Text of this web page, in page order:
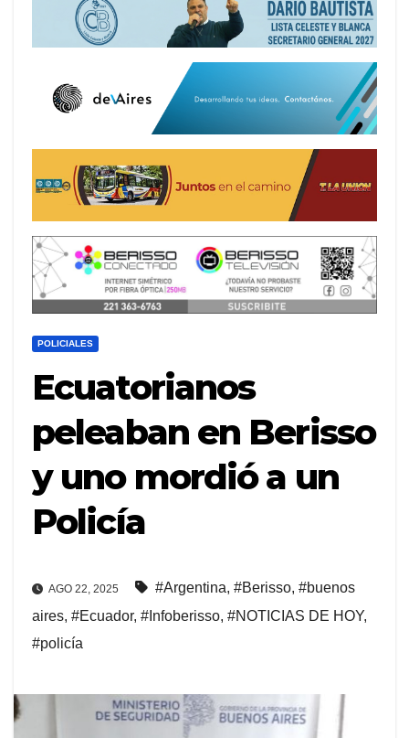
POLICIALES
Ecuatorianos
peleaban en Berisso
y uno mordió a un
Policía
AGO 22, 2025 #Argentina, #Berisso, #buenos
aires, #Ecuador, #Infoberisso, #NOTICIAS DE HOY,
#policía